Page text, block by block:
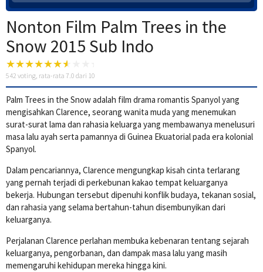
Nonton Film Palm Trees in the
Snow 2015 Sub Indo
542 voting, rata-rata 7.0 dari 10
Palm Trees in the Snow adalah film drama romantis Spanyol yang
mengisahkan Clarence, seorang wanita muda yang menemukan
surat-surat lama dan rahasia keluarga yang membawanya menelusuri
masa lalu ayah serta pamannya di Guinea Ekuatorial pada era kolonial
Spanyol.
Dalam pencariannya, Clarence mengungkap kisah cinta terlarang
yang pernah terjadi di perkebunan kakao tempat keluarganya
bekerja. Hubungan tersebut dipenuhi konflik budaya, tekanan sosial,
dan rahasia yang selama bertahun-tahun disembunyikan dari
keluarganya.
Perjalanan Clarence perlahan membuka kebenaran tentang sejarah
keluarganya, pengorbanan, dan dampak masa lalu yang masih
memengaruhi kehidupan mereka hingga kini.